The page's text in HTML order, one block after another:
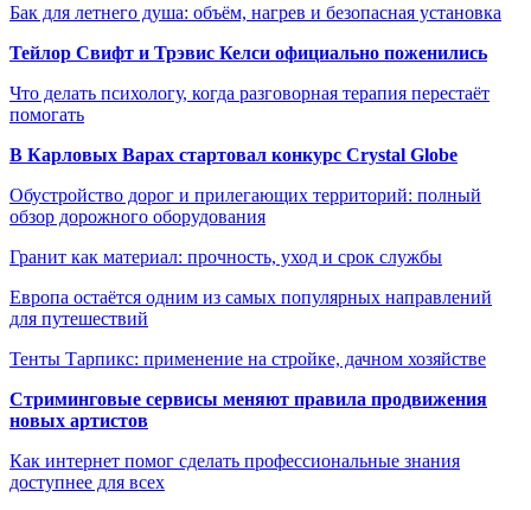
Бак для летнего душа: объём, нагрев и безопасная установка
Тейлор Свифт и Трэвис Келси официально поженились
Что делать психологу, когда разговорная терапия перестаёт
помогать
В Карловых Варах стартовал конкурс Crystal Globe
Обустройство дорог и прилегающих территорий: полный
обзор дорожного оборудования
Гранит как материал: прочность, уход и срок службы
Европа остаётся одним из самых популярных направлений
для путешествий
Тенты Тарпикс: применение на стройке, дачном хозяйстве
Стриминговые сервисы меняют правила продвижения
новых артистов
Как интернет помог сделать профессиональные знания
доступнее для всех